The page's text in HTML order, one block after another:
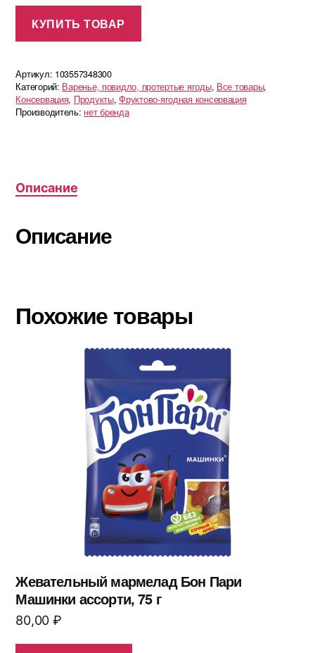
КУПИТЬ ТОВАР
Артикул: 103557348300
Категорий: Варенье, повидло, протертые ягоды, Все товары,
Консервация, Продукты,Фруктово-ягодная консервация
Производитель: нет бренда
Описание
Описание
Похожие товары
Жевательный мармелад Бон Пари
Машинки ассорти, 75 г
80,00 ₽